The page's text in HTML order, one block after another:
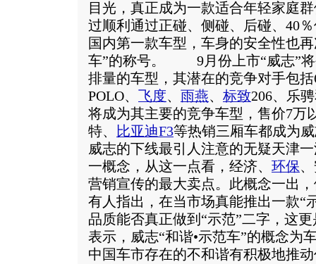
目光，真正成为一款适合年轻家庭
过顺利通过正碰、侧碰、后碰、40
国内第一款车型，车身的安全性也
车”的称号。 9月份上市“威志”将
排量的车型，其潜在的竞争对手包
POLO、
飞度、 雨燕、 标致206、乐
将成为其主要的竞争车型，售价7万
特、
比亚迪F3等热销三厢车都成
威志的下线最引人注意的无疑天津
一概念，从这一点看，经济、 环保
营销宣传的最大卖点。此概念一出
有人指出，在当市场真能推出一款“
品质能否真正做到“示范”二字，这
表示，威志“和谐•示范车”的概念为
中国车市存在的不和谐有积极地推